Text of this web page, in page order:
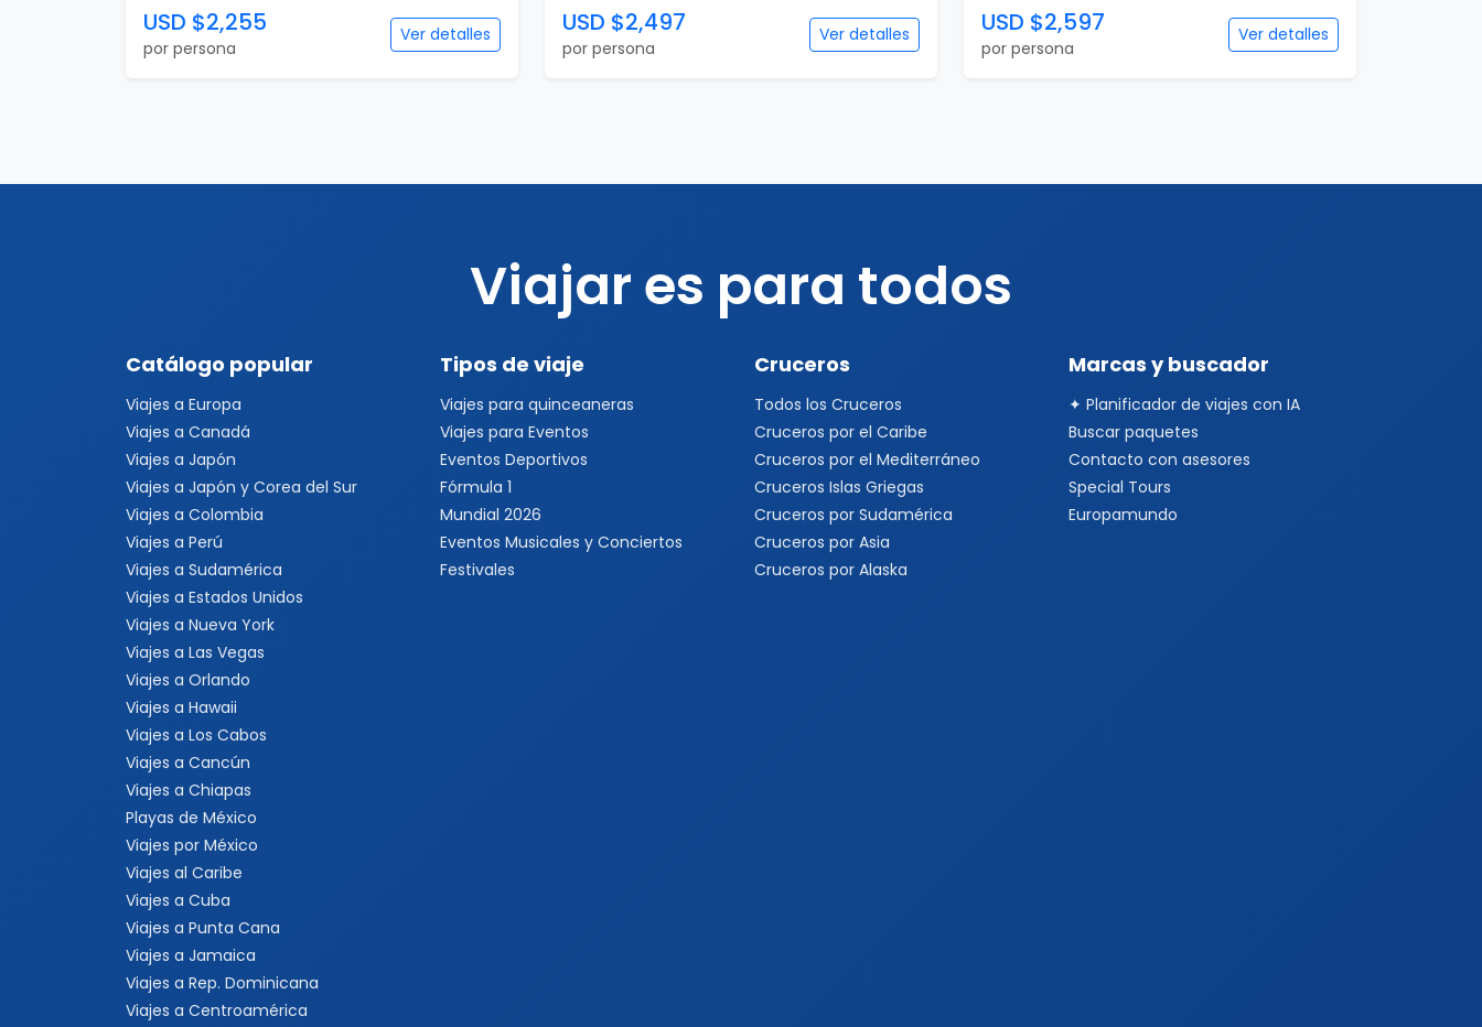
USD $2,255
por persona
Ver detalles USD $2,497
por persona
Ver detalles USD $2,597
por persona
Ver detalles
Viajar es para todos
Catálogo popular
Viajes a Europa
Viajes a Canadá
Viajes a Japón
Viajes a Japón y Corea del Sur
Viajes a Colombia
Viajes a Perú
Viajes a Sudamérica
Viajes a Estados Unidos
Viajes a Nueva York
Viajes a Las Vegas
Viajes a Orlando
Viajes a Hawaii
Viajes a Los Cabos
Viajes a Cancún
Viajes a Chiapas
Playas de México
Viajes por México
Viajes al Caribe
Viajes a Cuba
Viajes a Punta Cana
Viajes a Jamaica
Viajes a Rep. Dominicana
Viajes a Centroamérica
Tipos de viaje
Viajes para quinceaneras
Viajes para Eventos
Eventos Deportivos
Fórmula 1
Mundial 2026
Eventos Musicales y Conciertos
Festivales
Cruceros
Todos los Cruceros
Cruceros por el Caribe
Cruceros por el Mediterráneo
Cruceros Islas Griegas
Cruceros por Sudamérica
Cruceros por Asia
Cruceros por Alaska
Marcas y buscador
✦ Planificador de viajes con IA
Buscar paquetes
Contacto con asesores
Special Tours
Europamundo